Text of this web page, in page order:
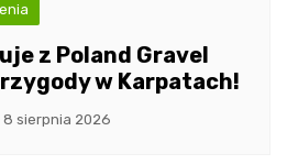
z Poland Gravel
w Karpatach!
8 sierpnia 2026